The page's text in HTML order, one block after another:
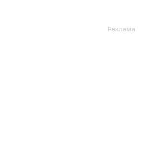
Реклама